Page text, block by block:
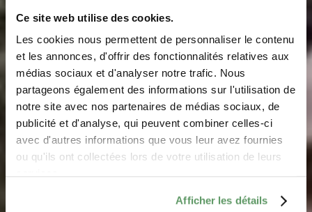
Ce site web utilise des cookies.
Les cookies nous permettent de personnaliser le contenu
et les annonces, d'offrir des fonctionnalités relatives aux
médias sociaux et d'analyser notre trafic. Nous
partageons également des informations sur l'utilisation de
notre site avec nos partenaires de médias sociaux, de
publicité et d'analyse, qui peuvent combiner celles-ci
avec d'autres informations que vous leur avez fournies
ou qu'ils ont collectées lors de votre utilisation de leurs
Afficher les détails
Auto-Pédestre
Wanderweg Scheidgen